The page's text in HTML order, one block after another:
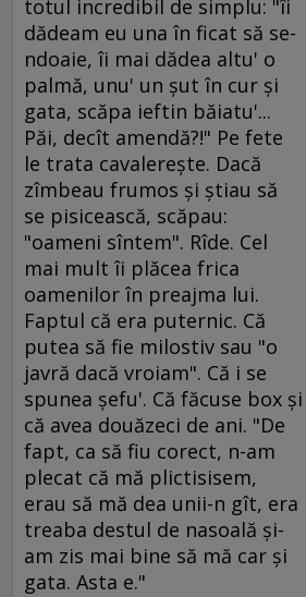
totul incredibil de simplu: "îi
dădeam eu una în ficat să se-
ndoaie, îi mai dădea altu' o
palmă, unu' un şut în cur şi
gata, scăpa ieftin băiatu'...
Păi, decît amendă?!" Pe fete
le trata cavalereşte. Dacă
zîmbeau frumos şi ştiau să
se pisicească, scăpau:
"oameni sîntem". Rîde. Cel
mai mult îi plăcea frica
oamenilor în preajma lui.
Faptul că era puternic. Că
putea să fie milostiv sau "o
javră dacă vroiam". Că i se
spunea şefu'. Că făcuse box şi
că avea douăzeci de ani. "De
fapt, ca să fiu corect, n-am
plecat că mă plictisisem,
erau să mă dea unii-n gît, era
treaba destul de nasoală şi-
am zis mai bine să mă car şi
gata. Asta e."